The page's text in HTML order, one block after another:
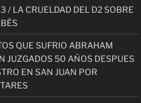
/ LA CRUELDAD DEL D2 SOBRE
QUE SUFRIO ABRAHAM
JUZGADOS 50 AÑOS DESPUES
EN SAN JUAN POR